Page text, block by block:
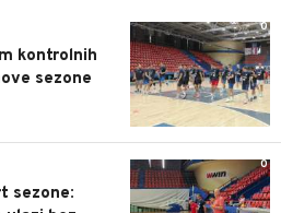
0
kontrolnih
sezone
0
sezone: